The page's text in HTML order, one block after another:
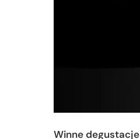
Winne degustacje